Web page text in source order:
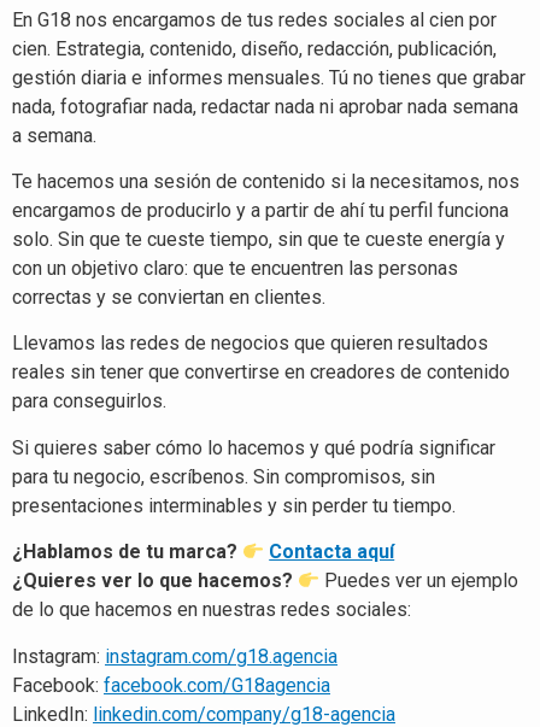
En G18 nos encargamos de tus redes sociales al cien por
cien. Estrategia, contenido, diseño, redacción, publicación,
gestión diaria e informes mensuales. Tú no tienes que grabar
nada, fotografiar nada, redactar nada ni aprobar nada semana
a semana.
Te hacemos una sesión de contenido si la necesitamos, nos
encargamos de producirlo y a partir de ahí tu perfil funciona
solo. Sin que te cueste tiempo, sin que te cueste energía y
con un objetivo claro: que te encuentren las personas
correctas y se conviertan en clientes.
Llevamos las redes de negocios que quieren resultados
reales sin tener que convertirse en creadores de contenido
para conseguirlos.
Si quieres saber cómo lo hacemos y qué podría significar
para tu negocio, escríbenos. Sin compromisos, sin
presentaciones interminables y sin perder tu tiempo.
¿Hablamos de tu marca?
Contacta aquí
¿Quieres ver lo que hacemos?
Puedes ver un ejemplo
de lo que hacemos en nuestras redes sociales:
Instagram: instagram.com/g18.agencia
Facebook: facebook.com/G18agencia
LinkedIn: linkedin.com/company/g18-agencia